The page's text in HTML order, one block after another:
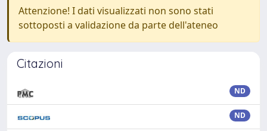
Attenzione! I dati visualizzati non sono stati
sottoposti a validazione da parte dell'ateneo
Citazioni
ND
ND